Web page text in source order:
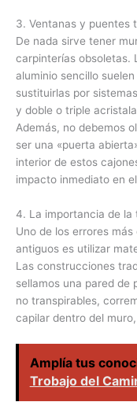
3. Ventanas y puentes
De nada sirve tener
carpinterías obsoletas.
aluminio sencillo
sustituirlas por
y doble o triple
Además, no debemos
ser una «puerta
interior de estos
impacto inmediato en
4. La importancia de la
Uno de los errores
antiguos es utilizar
Las construcciones
sellamos una pared de
no transpirables,
capilar dentro del
Amplía tus
Trobajo del